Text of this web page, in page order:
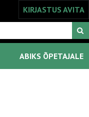
KIRJASTUS AVITA
ABIKS ÕPETAJALE